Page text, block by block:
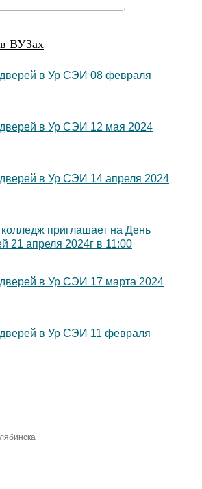
ВУЗах
в Ур СЭИ 08 февраля
в Ур СЭИ 12 мая 2024
в Ур СЭИ 14 апреля 2024
приглашает на День
21 апреля 2024г в 11:00
в Ур СЭИ 17 марта 2024
в Ур СЭИ 11 февраля